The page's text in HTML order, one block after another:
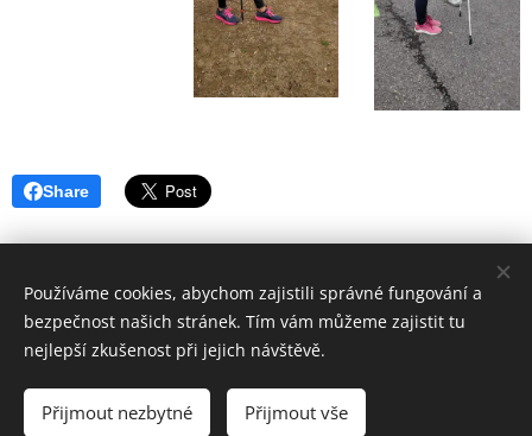
Share
2019 - 2025 © spolek Podnikavé ženy z Pardubického kraje |
Vytvořeno službou Webnode
Používáme cookies, abychom zajistili správné fungování a
bezpečnost našich stránek. Tím vám můžeme zajistit tu
nejlepší zkušenost při jejich návštěvě.
Přijmout nezbytné Přijmout vše